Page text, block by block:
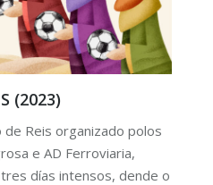
(2023)
Reis organizado polos
e AD Ferroviaria,
días intensos, dende o